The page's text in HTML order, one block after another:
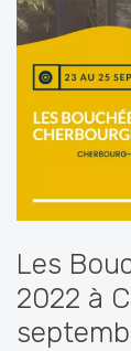
Les
2022 à